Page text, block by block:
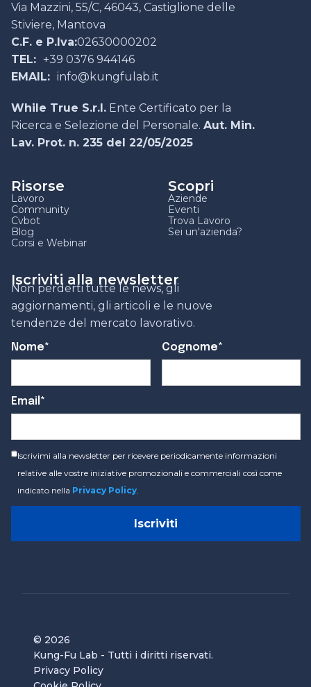
Via Mazzini, 55/C, 46043, Castiglione delle
Stiviere, Mantova
C.F. e P.Iva:02630000202
TEL: +39 0376 944146
EMAIL: info@kungfulab.it
While True S.r.l. Ente Certificato per la
Ricerca e Selezione del Personale. Aut. Min.
Lav. Prot. n. 235 del 22/05/2025
Risorse
Lavoro
Community
Cvbot
Blog
Corsi e Webinar
Scopri
Aziende
Eventi
Trova Lavoro
Sei un'azienda?
Iscriviti alla newsletter
Non perderti tutte le news, gli
aggiornamenti, gli articoli e le nuove
tendenze del mercato lavorativo.
Nome* Cognome*
Email*
Iscrivimi alla newsletter per ricevere periodicamente informazioni
relative alle vostre iniziative promozionali e commerciali così come
indicato nella Privacy Policy.
© 2026
Kung-Fu Lab - Tutti i diritti riservati.
Privacy Policy